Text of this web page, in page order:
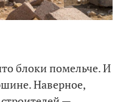
блоки помельче. И
Наверное,